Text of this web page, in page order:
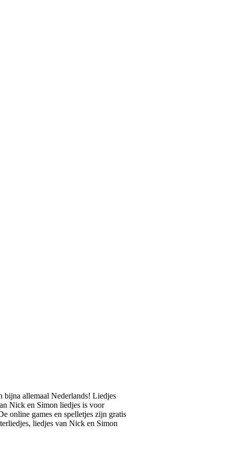
bijna allemaal Nederlands! Liedjes
Nick en Simon liedjes is voor
online games en spelletjes zijn gratis
liedjes van Nick en Simon